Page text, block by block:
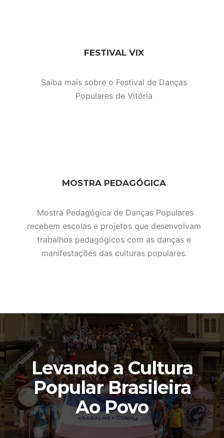
FESTIVAL VIX
Saiba mais sobre o Festival de Danças
Populares de Vitória
MOSTRA PEDAGÓGICA
Mostra Pedagógica de Danças Populares
recebem escolas e projetos que desenvolvam
trabalhos pedagógicos com as danças e
manifestações das culturas populares.
Levando a Cultura
Popular Brasileira
Ao Povo